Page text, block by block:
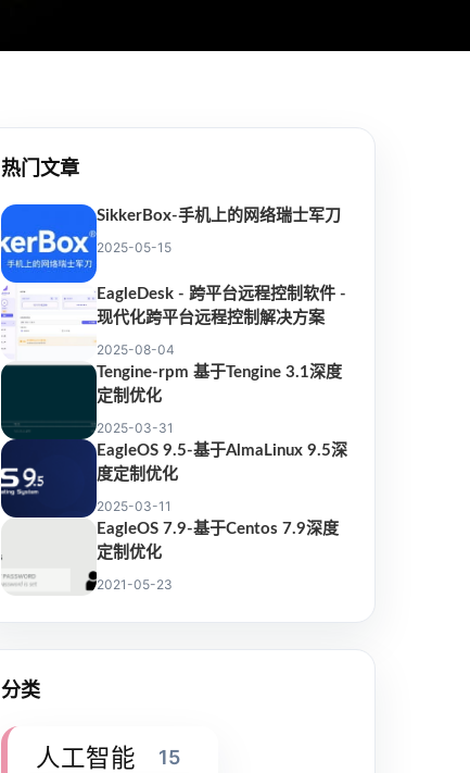
热门文章
SikkerBox-手机上的网络瑞士军刀
2025-05-15
EagleDesk - 跨平台远程控制软件 -
现代化跨平台远程控制解决方案
2025-08-04
Tengine-rpm 基于Tengine 3.1深度
定制优化
2025-03-31
EagleOS 9.5-基于AlmaLinux 9.5深
度定制优化
2025-03-11
EagleOS 7.9-基于Centos 7.9深度
定制优化
2021-05-23
分类
人工智能 15